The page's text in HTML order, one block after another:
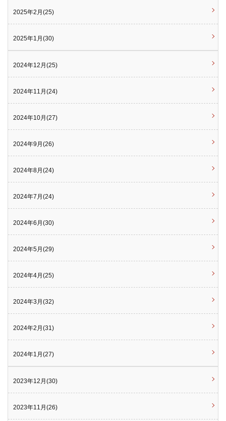
2025年2月(25)
2025年1月(30)
2024年12月(25)
2024年11月(24)
2024年10月(27)
2024年9月(26)
2024年8月(24)
2024年7月(24)
2024年6月(30)
2024年5月(29)
2024年4月(25)
2024年3月(32)
2024年2月(31)
2024年1月(27)
2023年12月(30)
2023年11月(26)